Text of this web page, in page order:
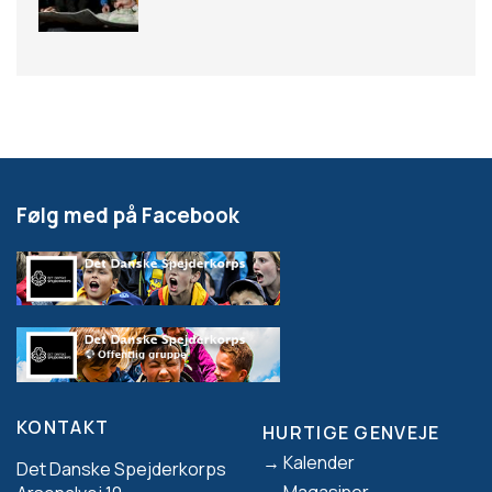
nødvendigt at benytte forskellige teknikker for at
indarbejd kortbytte i en fantasiramme, hvor
spejderne kan få lov at benytte herfra til næste
post. Du kan også give dem udfordringer som eks.
”gå til højre ad vejen efter 700 meter”, på en vej med
mange sideveje.
Lær spejderne at gå fra virkeligheden og ind på
kortet. Lav en rute i skoven som er markeret
med markeringsstrimmel og lad spejderne
Følg med på Facebook
KONTAKT
Det Danske Spejderkorps
Footer
HURTIGE GENVEJE
Kalender